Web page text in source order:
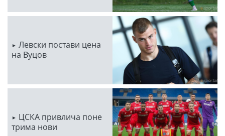
Левски постави цена
на Вуцов
ЦСКА привлича поне
трима нови